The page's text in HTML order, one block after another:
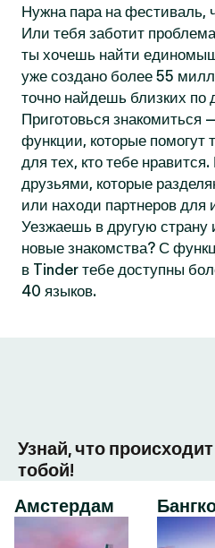
Нужна пара на фестиваль,
Или тебя заботит
ты хочешь найти
уже создано более 55
точно найдешь близких по
Приготовься знакомиться
функции, которые помогут
для тех, кто тебе
друзьями, которые
или находи партнеров для
Уезжаешь в другую страну
новые знакомства? С
в Tinder тебе доступны
40 языков.
Узнай, что
тобой!
Амстердам